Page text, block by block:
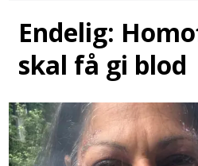
Endelig:
skal få gi blod